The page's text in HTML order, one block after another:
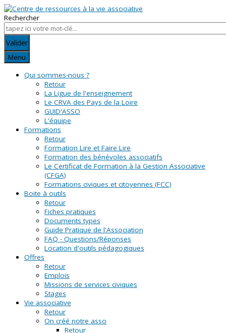
Rechercher
Valider
Menu
Qui sommes-nous ?
Retour
La Ligue de l'enseignement
Le CRVA des Pays de la Loire
GUID'ASSO
L'équipe
Formations
Retour
Formation Lire et Faire Lire
Formation des bénévoles associatifs
Le Certificat de Formation à la Gestion Associative
(CFGA)
Formations civiques et citoyennes (FCC)
Boite à outils
Retour
Fiches pratiques
Documents types
Guide Pratique de l'Association
FAQ - Questions/Réponses
Location d'outils pédagogiques
Offres
Retour
Emplois
Missions de services civiques
Stages
Vie associative
Retour
On créé notre asso
Retour